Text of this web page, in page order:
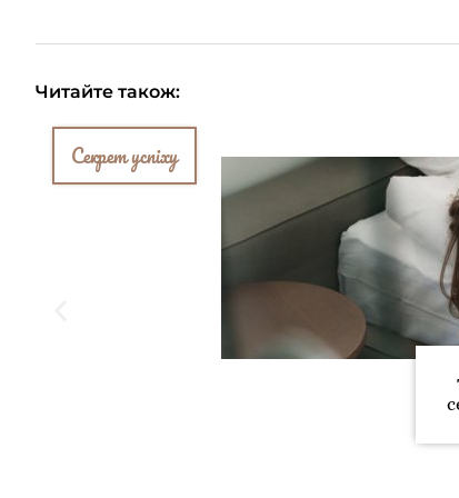
Читайте також:
Секрет успіху